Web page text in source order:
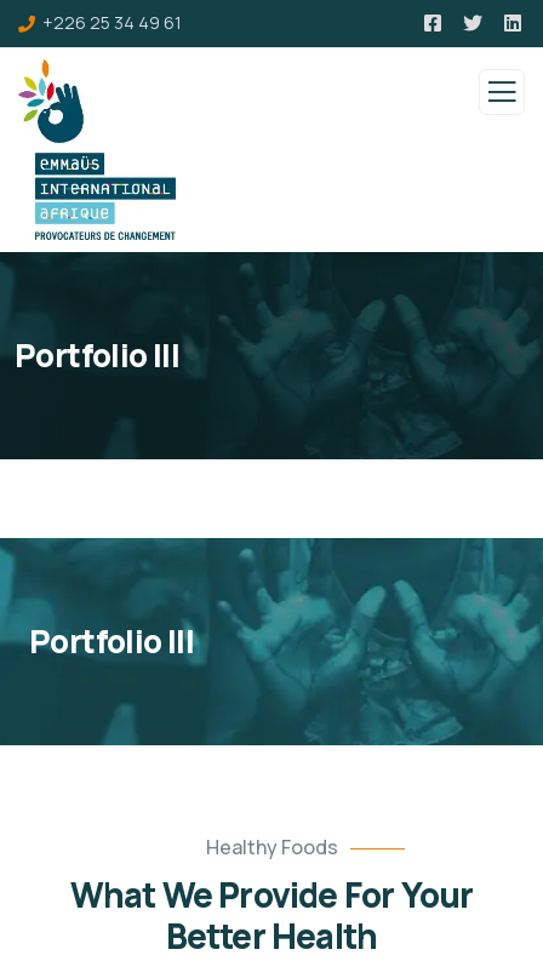
+226 25 34 49 61
Portfolio III
Portfolio III
Healthy Foods
What We Provide For Your
Better Health